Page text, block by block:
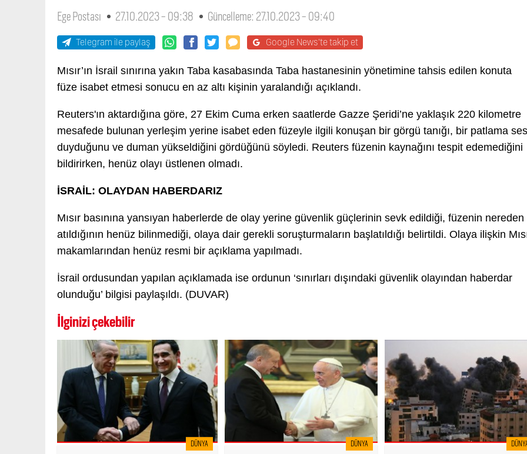
Ege Postası 27.10.2023 - 09:38 Güncelleme: 27.10.2023 - 09:40
Telegram ile paylaş Google News'te takip et
Mısır’ın İsrail sınırına yakın Taba kasabasında Taba hastanesinin yönetimine tahsis edilen konuta
füze isabet etmesi sonucu en az altı kişinin yaralandığı açıklandı.
Reuters'ın aktardığına göre, 27 Ekim Cuma erken saatlerde Gazze Şeridi’ne yaklaşık 220 kilometre
mesafede bulunan yerleşim yerine isabet eden füzeyle ilgili konuşan bir görgü tanığı, bir patlama
duyduğunu ve duman yükseldiğini gördüğünü söyledi. Reuters füzenin kaynağını tespit edemediğini
bildirirken, henüz olayı üstlenen olmadı.
İSRAİL: OLAYDAN HABERDARIZ
Mısır basınına yansıyan haberlerde de olay yerine güvenlik güçlerinin sevk edildiği, füzenin nereden
atıldığının henüz bilinmediği, olaya dair gerekli soruşturmaların başlatıldığı belirtildi. Olaya ilişkin
makamlarından henüz resmi bir açıklama yapılmadı.
İsrail ordusundan yapılan açıklamada ise ordunun ‘sınırları dışındaki güvenlik olayından haberdar
olunduğu’ bilgisi paylaşıldı. (DUVAR)
İlginizi çekebilir
DÜNYA DÜNYA